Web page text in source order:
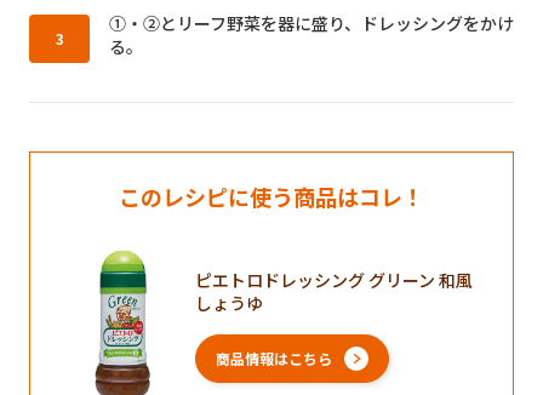
作り方3：
①・②とリーフ野菜を器に盛り、ドレッシングをかけ
る。
このレシピに使う商品はコレ！
ピエトロドレッシング グリーン 和風
しょうゆ
商品情報はこちら